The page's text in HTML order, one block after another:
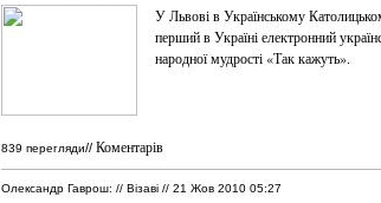
У Львові в Українському
перший в Україні електронний
народної мудрості «Так кажуть».
839 перегляди// Коментарів
Олександр Гаврош: // Візаві // 21 Жов 2010 05:27